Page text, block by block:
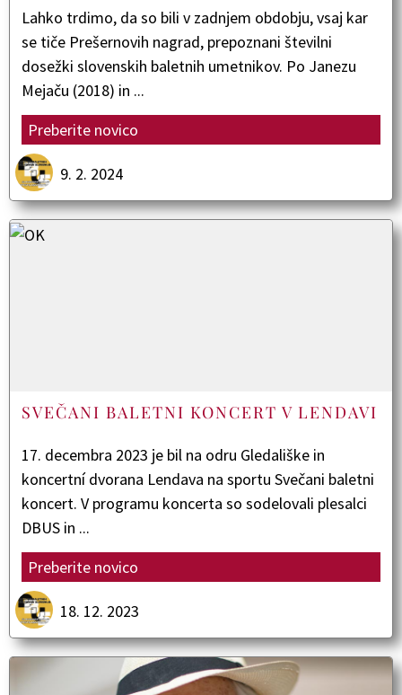
Lahko trdimo, da so bili v zadnjem obdobju, vsaj kar
se tiče Prešernovih nagrad, prepoznani številni
dosežki slovenskih baletnih umetnikov. Po Janezu
Mejaču (2018) in ...
Preberite novico
9. 2. 2024
SVEČANI BALETNI KONCERT V LENDAVI
17. decembra 2023 je bil na odru Gledališke in
koncertní dvorana Lendava na sportu Svečani baletni
koncert. V programu koncerta so sodelovali plesalci
DBUS in ...
Preberite novico
18. 12. 2023